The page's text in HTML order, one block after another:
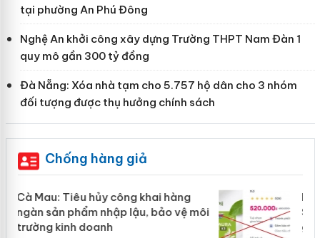
tại phường An Phú Đông
Nghệ An khởi công xây dựng Trường THPT Nam Đàn 1
quy mô gần 300 tỷ đồng
Đà Nẵng: Xóa nhà tạm cho 5.757 hộ dân cho 3 nhóm
đối tượng được thụ hưởng chính sách
Chống hàng giả
Khẩn trương xác minh, xử lý sản phẩm
Slimaura Care x3 sử dụng giấy phép
giả mạo